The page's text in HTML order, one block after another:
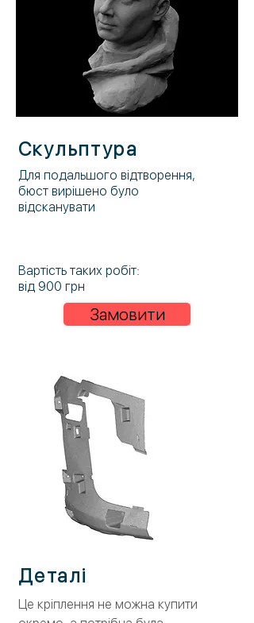
Скульптура
Для подальшого відтворення,
бюст вирішено було
відсканувати
Вартість таких робіт:
від 900 грн
Замовити
Деталі
Це кріплення не можна купити